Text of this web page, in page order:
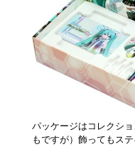
パッケージはコレクシ
もですが）飾ってもス